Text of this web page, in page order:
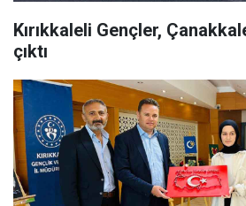
Kırıkkaleli Gençler,
çıktı